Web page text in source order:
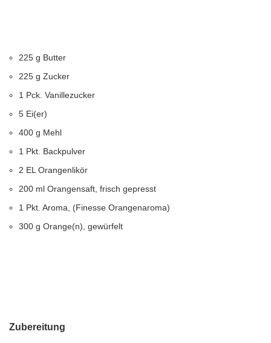
225 g Butter
225 g Zucker
1 Pck. Vanillezucker
5 Ei(er)
400 g Mehl
1 Pkt. Backpulver
2 EL Orangenlikör
200 ml Orangensaft, frisch gepresst
1 Pkt. Aroma, (Finesse Orangenaroma)
300 g Orange(n), gewürfelt
Zubereitung